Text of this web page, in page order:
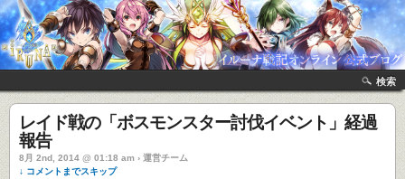
検索
レイド戦の「ボスモンスター討伐イベント」経過
報告
8月 2nd, 2014 @ 01:18 am › 運営チーム
↓ コメントまでスキップ